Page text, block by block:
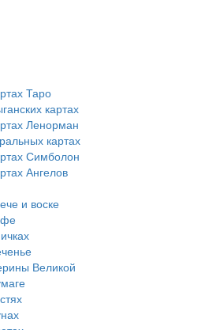
Таро
картах
Ленорман
картах
Симболон
Ангелов
и воске
Великой